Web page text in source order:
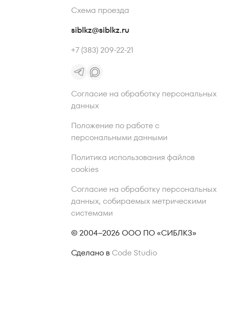
Схема проезда
siblkz@siblkz.ru
+7 (383) 209-22-21
Согласие на обработку персональных
данных
Положение по работе с
персональными данными
Политика использования файлов
cookies
Согласие на обработку персональных
данных, собираемых метрическими
системами
© 2004–2026 ООО ПО «СИБЛКЗ»
Сделано в Code Studio